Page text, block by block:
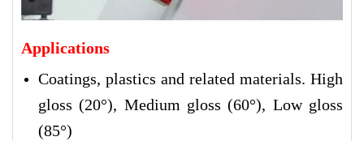
Applications
Coatings, plastics and related materials. High
gloss (20°), Medium gloss (60°), Low gloss
(85°)